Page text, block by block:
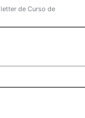
de Curso de